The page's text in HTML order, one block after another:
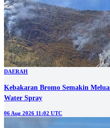
DAERAH
Kebakaran Bromo Semakin
Water Spray
06 Aug 2026 11:02 UTC